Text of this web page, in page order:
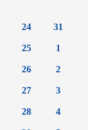
24
25
26
27
28
31
1
2
3
4